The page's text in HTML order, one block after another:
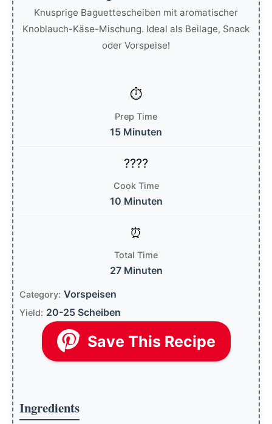
Knusprige Baguettescheiben mit aromatischer
Knoblauch-Käse-Mischung. Ideal als Beilage, Snack
oder Vorspeise!
Prep Time
15 Minuten
Cook Time
10 Minuten
Total Time
27 Minuten
Category: Vorspeisen
Yield: 20-25 Scheiben
Save This Recipe
Ingredients